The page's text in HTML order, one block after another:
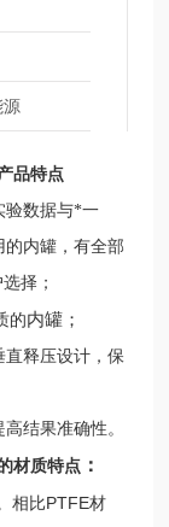
品特点
验数据与*一
内罐，有全部
择；
的内罐；
释压设计，保
结果准确性。
材质特点 ：
相比PTFE材